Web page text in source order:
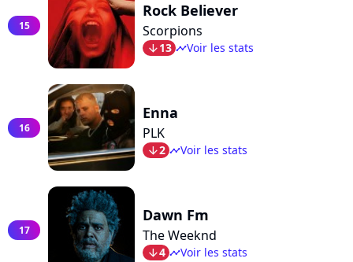
15
Rock Believer
Scorpions
arrow_bot13 timelineVoir les stats
16
Enna
PLK
arrow_bot2 timelineVoir les stats
17
Dawn Fm
The Weeknd
arrow_bot4 timelineVoir les stats